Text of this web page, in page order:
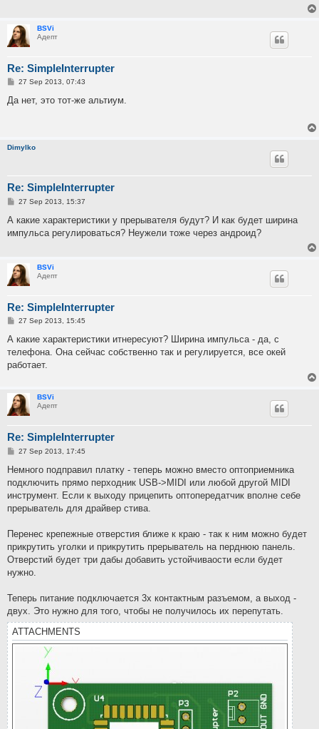
BSVi
Адепт
Re: SimpleInterrupter
P
s
27 Sep 2013, 07:43
Да нет, это тот-же альтиум.
Dimylko
Re: SimpleInterrupter
P
s
27 Sep 2013, 15:37
А какие характеристики у прерывателя будут? И как будет ширина
импульса регулироваться? Неужели тоже через андроид?
BSVi
Адепт
Re: SimpleInterrupter
P
s
27 Sep 2013, 15:45
А какие характеристики итнересуют? Ширина импульса - да, с
телефона. Она сейчас собственно так и регулируется, все окей
работает.
BSVi
Адепт
Re: SimpleInterrupter
P
s
27 Sep 2013, 17:45
Немного подправил платку - теперь можно вместо оптоприемника
подключить прямо перходник USB->MIDI или любой другой MIDI
инструмент. Если к выходу прицепить оптопередатчик вполне себе
прерыватель для драйвер стива.
Перенес крепежные отверстия ближе к краю - так к ним можно будет
прикрутить уголки и прикрутить прерыватель на перднюю панель.
Отверстий будет три дабы добавить устойчиваости если будет
нужно.
Теперь питание подключается 3х контактным разъемом, а выход -
двух. Это нужно для того, чтобы не получилось их перепутать.
ATTACHMENTS